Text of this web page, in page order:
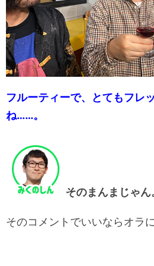
フルーティーで、とてもフレ
ね……。
そのまんまじゃん
そのコメントでいいならオラ